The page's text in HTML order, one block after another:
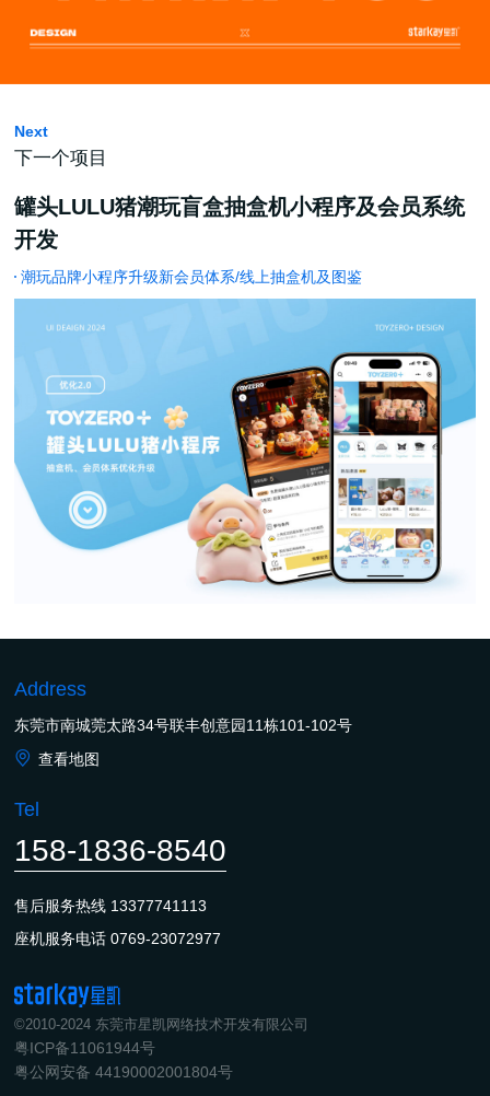
Next
下一个项目
罐头LULU猪潮玩盲盒抽盒机小程序及会员系统
开发
潮玩品牌小程序升级新会员体系/线上抽盒机及图鉴
©2010-2024 东莞市星凯网络技术开发有限公司
粤ICP备11061944号
粤公网安备 44190002001804号
Address
东莞市南城莞太路34号联丰创意园11栋101-102号
查看地图
Tel
158-1836-8540
售后服务热线 13377741113
座机服务电话0769-23072977